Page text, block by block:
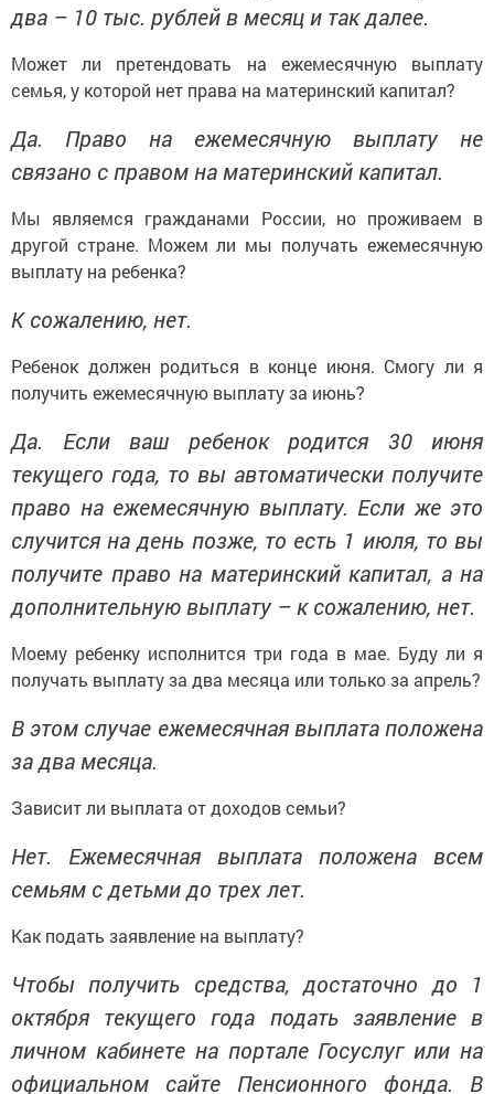
два – 10 тыс. рублей в месяц и так далее.
Может ли претендовать на ежемесячную выплату
семья, у которой нет права на материнский капитал?
Да. Право на ежемесячную выплату не
связано с правом на материнский капитал.
Мы являемся гражданами России, но проживаем в
другой стране. Можем ли мы получать ежемесячную
выплату на ребенка?
К сожалению, нет.
Ребенок должен родиться в конце июня. Смогу ли я
получить ежемесячную выплату за июнь?
Да. Если ваш ребенок родится 30 июня
текущего года, то вы автоматически получите
право на ежемесячную выплату. Если же это
случится на день позже, то есть 1 июля, то вы
получите право на материнский капитал, а на
дополнительную выплату – к сожалению, нет.
Моему ребенку исполнится три года в мае. Буду ли я
получать выплату за два месяца или только за апрель?
В этом случае ежемесячная выплата положена
за два месяца.
Зависит ли выплата от доходов семьи?
Нет. Ежемесячная выплата положена всем
семьям с детьми до трех лет.
Как подать заявление на выплату?
Чтобы получить средства, достаточно до 1
октября текущего года подать заявление в
личном кабинете на портале Госуслуг или на
официальном сайте Пенсионного фонда. В